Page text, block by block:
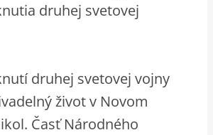
druhej svetovej
druhej svetovej vojny
život v Novom
Časť Národného